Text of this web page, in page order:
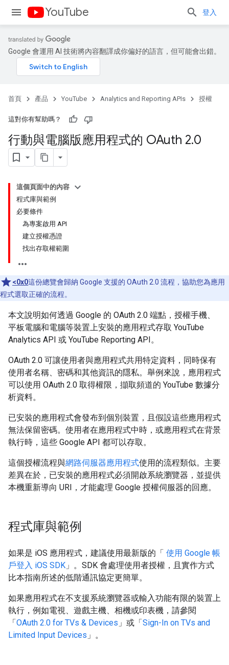
YouTube 登入
Google 會運用 AI 技術將內容翻譯成你偏好的語言，但可能會出錯。
首頁 產品 YouTube Analytics and Reporting APIs 授權
這對你有幫助嗎？
行動與電腦版應用程式的 OAuth 2.0
這個頁面中的內容
程式庫與範例
必要條件
為專案啟用 API
建立授權憑證
找出存取權範圍
<0x0這份總覽會歸納 Google 支援的 OAuth 2.0 流程，協助您為應用
程式選取正確的流程。
本文說明如何透過 Google 的 OAuth 2.0 端點，授權手機、
平板電腦和電腦等裝置上安裝的應用程式存取 YouTube
Analytics API 或 YouTube Reporting API。
OAuth 2.0 可讓使用者與應用程式共用特定資料，同時保有
使用者名稱、密碼和其他資訊的隱私。舉例來說，應用程式
可以使用 OAuth 2.0 取得權限，擷取頻道的 YouTube 數據分
析資料。
已安裝的應用程式會發布到個別裝置，且假設這些應用程式
無法保留密碼。使用者在應用程式中時，或應用程式在背景
執行時，這些 Google API 都可以存取。
這個授權流程與網路伺服器應用程式使用的流程類似。主要
差異在於，已安裝的應用程式必須開啟系統瀏覽器，並提供
本機重新導向 URI，才能處理 Google 授權伺服器的回應。
程式庫與範例
如果是 iOS 應用程式，建議使用最新版的「 使用 Google 帳
戶登入 iOS SDK 」。SDK 會處理使用者授權，且實作方式
比本指南所述的低階通訊協定更簡單。
如果應用程式在不支援系統瀏覽器或輸入功能有限的裝置上
執行，例如電視、遊戲主機、相機或印表機，請參閱
「OAuth 2.0 for TVs & Devices 」或「Sign-In on TVs and
Limited Input Devices 」。